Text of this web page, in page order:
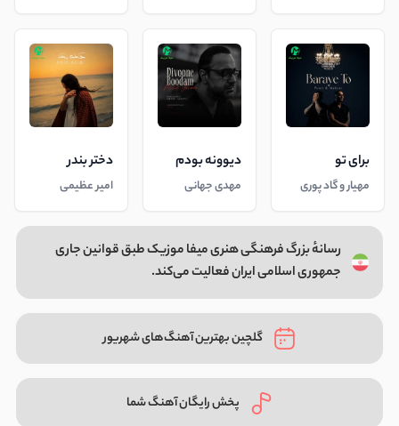
برای تو
مهیار و گاد پوری
دیوونه بودم
مهدی جهانی
دختر بندر
امیر عظیمی
رسانهٔ بزرگ فرهنگی هنری میفا موزیک طبق قوانین جاری
جمهوری اسلامی ایران فعالیت می‌کند.
گلچین بهترین آهنگ‌های شهریور
پخش رایگان آهنگ شما